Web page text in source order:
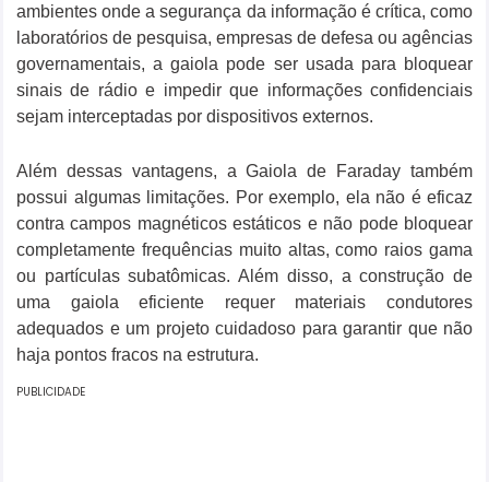
ambientes onde a segurança da informação é crítica, como
laboratórios de pesquisa, empresas de defesa ou agências
governamentais, a gaiola pode ser usada para bloquear
sinais de rádio e impedir que informações confidenciais
sejam interceptadas por dispositivos externos.
Além dessas vantagens, a Gaiola de Faraday também
possui algumas limitações. Por exemplo, ela não é eficaz
contra campos magnéticos estáticos e não pode bloquear
completamente frequências muito altas, como raios gama
ou partículas subatômicas. Além disso, a construção de
uma gaiola eficiente requer materiais condutores
adequados e um projeto cuidadoso para garantir que não
haja pontos fracos na estrutura.
PUBLICIDADE